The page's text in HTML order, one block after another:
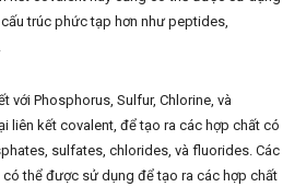
trúc phức tạp hơn như peptides,
với Phosphorus, Sulfur, Chlorine, và
liên kết covalent, để tạo ra các hợp chất có
sulfates, chlorides, và fluorides. Các
có thể được sử dụng để tạo ra các hợp chất